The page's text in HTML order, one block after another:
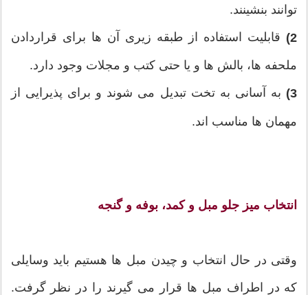
توانند بنشینند.
2) قابلیت استفاده از طبقه زیری آن ها برای قراردادن
ملحفه ها، بالش ها و یا حتی کتب و مجلات وجود دارد.
3) به آسانی به تخت تبدیل می شوند و برای پذیرایی از
مهمان ها مناسب اند.
انتخاب میز جلو مبل و کمد، بوفه و گنجه
وقتی در حال انتخاب و چیدن مبل ها هستیم باید وسایلی
که در اطراف مبل ها قرار می گیرند را در نظر گرفت.